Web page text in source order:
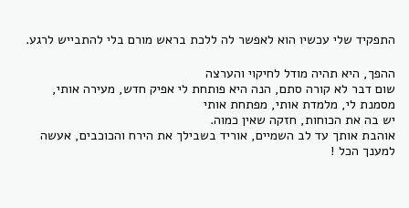
התפקיד שלי עכשיו הוא לאפשר לה ללכת בראש מורם בלי להתבייש לרגע.
ההפך, היא תהיה מודל לחיקוי והערצה
שום דבר לא קורה סתם, הנה היא פותחת לי אפיק חדש, מעירה אותי,
מסמנת לי, מלמדת אותי, מפתחת אותי
יש בה את הכוחות, חזקה שאין כמוה.
אוהבת אותך עד לב השמיים, אוריד בשבילך את הירח והכוכבים, אעשה
למענך הכל !